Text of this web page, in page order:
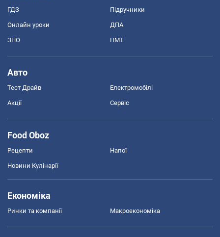
ГДЗ Підручники
Онлайн уроки ДПА
ЗНО НМТ
Авто
Тест Драйв Електромобілі
Акції Сервіс
Food Oboz
Рецепти Напої
Новини Кулінарії
Економіка
Ринки та компанії Макроекономіка